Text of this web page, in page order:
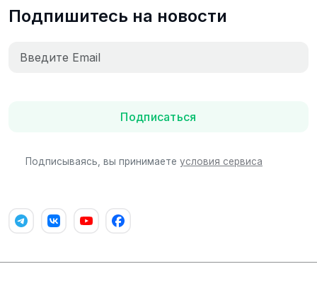
Подпишитесь на новости
Подписаться
Подписываясь, вы принимаете условия сервиса